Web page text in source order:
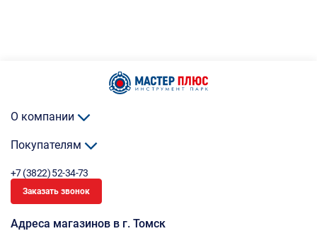
О компании
Покупателям
+7 (3822) 52-34-73
Заказать звонок
Адреса магазинов в г. Томск